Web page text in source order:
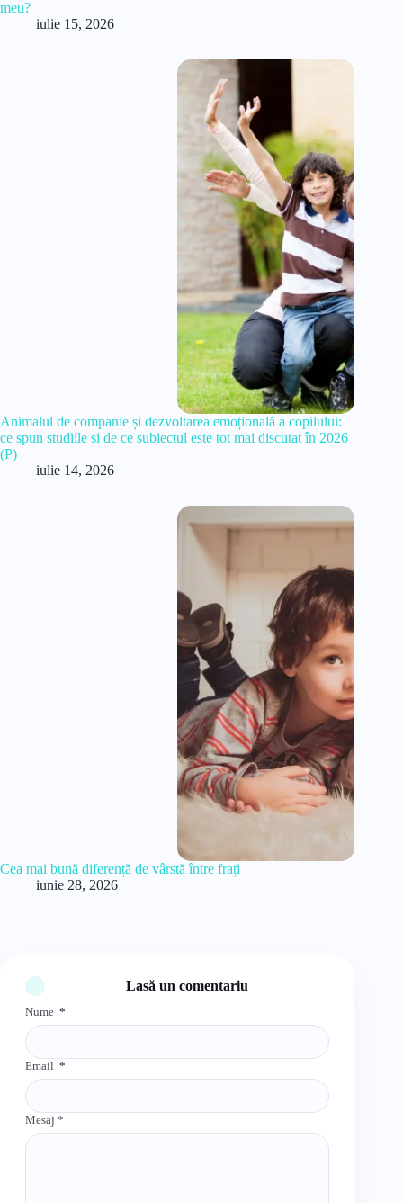
meu?
iulie 15, 2026
Animalul de companie și dezvoltarea emoțională a copilului:
ce spun studiile și de ce subiectul este tot mai discutat în 2026
(P)
iulie 14, 2026
Cea mai bună diferență de vârstă între frați
iunie 28, 2026
Lasă un comentariu
Nume *
Email *
Mesaj *